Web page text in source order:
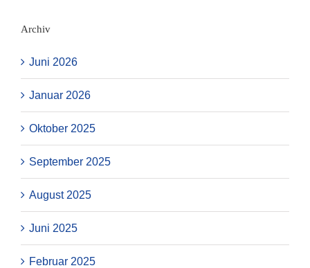
Archiv
Juni 2026
Januar 2026
Oktober 2025
September 2025
August 2025
Juni 2025
Februar 2025